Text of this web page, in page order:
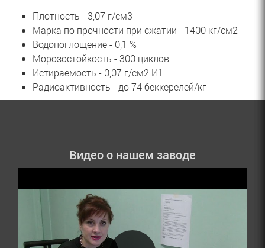
Плотность - 3,07 г/см3
Марка по прочности при сжатии - 1400 кг/см2
Водопоглощение - 0,1 %
Морозостойкость - 300 циклов
Истираемость - 0,07 г/см2 И1
Радиоактивность - до 74 беккерелей/кг
Видео о нашем заводе